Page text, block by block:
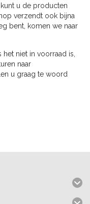
u de producten
verzendt ook bijna
bent, komen we naar
niet in voorraad is,
naar
u graag te woord